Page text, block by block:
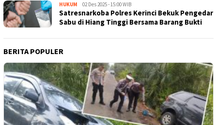
HUKUM Kejar
Kabar
02 Des 2025 - 15:00 WIB
Satresnarkoba Polres Kerinci Bekuk Pengedar
Sabu di Hiang Tinggi Bersama Barang Bukti
BERITA POPULER